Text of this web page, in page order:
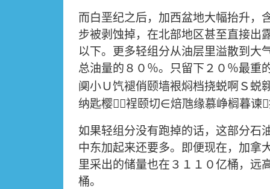
而白垩纪之后，加西盆地大幅抬升，
步被剥蚀掉，在北部地区甚至直接出
以下。更多轻组分从油层里溢散到大
总油量的８０％。只留下２０％最重
阒小Ｕ饩褪俏颐墙裉焖档挠蜕啊Ｓ蜕
纳匙樱裎颐切∈焙虺缘慕峥榈暮谏
如果轻组分没有跑掉的话，这部分石
中东加起来还要多。即便现在，加拿
里采出的储量也在３１１０亿桶，远
桶。